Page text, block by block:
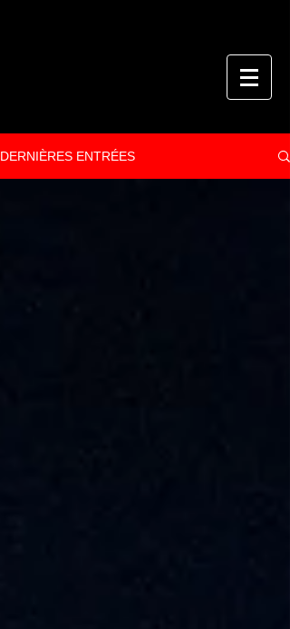
DERNIÈRES ENTRÉES